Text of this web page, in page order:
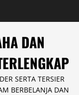
DAN
SERTA TERSIER
BERBELANJA DAN